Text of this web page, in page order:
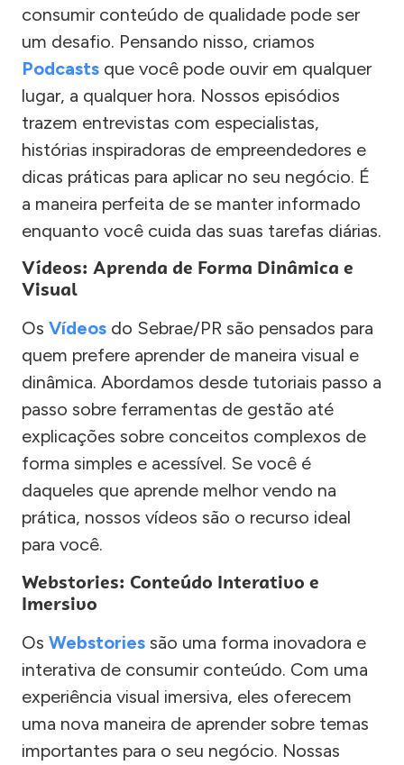
consumir conteúdo de qualidade pode ser
um desafio. Pensando nisso, criamos
Podcasts que você pode ouvir em qualquer
lugar, a qualquer hora. Nossos episódios
trazem entrevistas com especialistas,
histórias inspiradoras de empreendedores e
dicas práticas para aplicar no seu negócio. É
a maneira perfeita de se manter informado
enquanto você cuida das suas tarefas diárias.
Vídeos: Aprenda de Forma Dinâmica e
Visual
Os Vídeos do Sebrae/PR são pensados para
quem prefere aprender de maneira visual e
dinâmica. Abordamos desde tutoriais passo a
passo sobre ferramentas de gestão até
explicações sobre conceitos complexos de
forma simples e acessível. Se você é
daqueles que aprende melhor vendo na
prática, nossos vídeos são o recurso ideal
para você.
Webstories: Conteúdo Interativo e
Imersivo
Os Webstories são uma forma inovadora e
interativa de consumir conteúdo. Com uma
experiência visual imersiva, eles oferecem
uma nova maneira de aprender sobre temas
importantes para o seu negócio. Nossas